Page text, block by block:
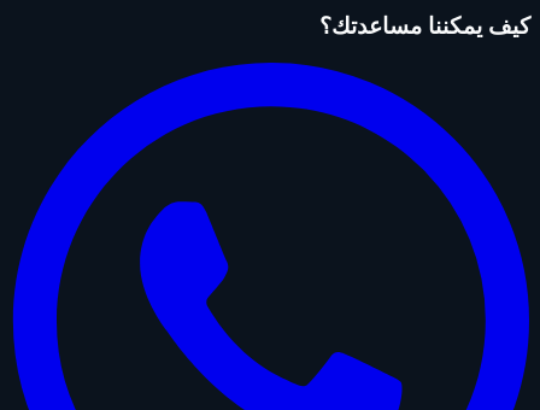
كيف يمكننا مساعدتك؟